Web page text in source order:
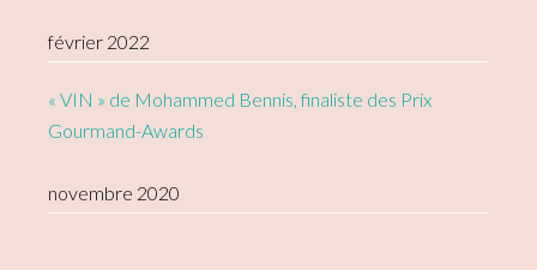
février 2022
« VIN » de Mohammed Bennis, finaliste des Prix
Gourmand-Awards
novembre 2020